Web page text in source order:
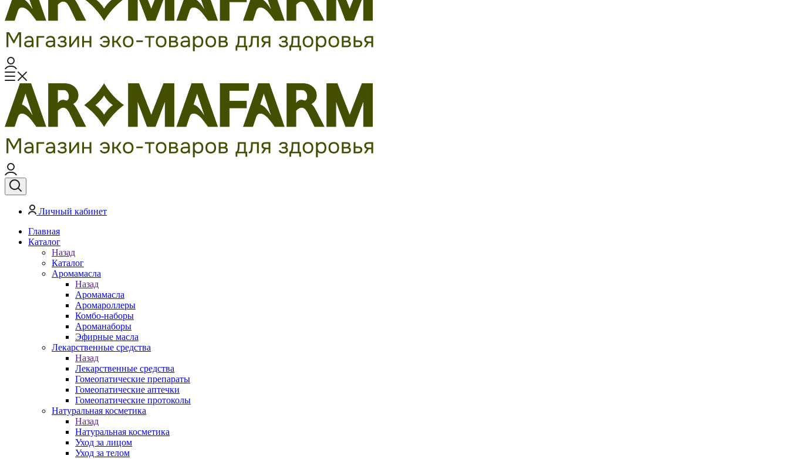
Личный кабинет
Главная
Каталог
Назад
Каталог
Аромамасла
Назад
Аромамасла
Аромароллеры
Комбо-наборы
Ароманаборы
Эфирные масла
Лекарственные средства
Назад
Лекарственные средства
Гомеопатические препараты
Гомеопатические аптечки
Гомеопатические протоколы
Натуральная косметика
Назад
Натуральная косметика
Уход за лицом
Уход за телом